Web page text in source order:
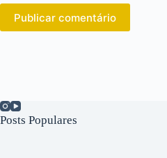
Publicar comentário
Posts Populares